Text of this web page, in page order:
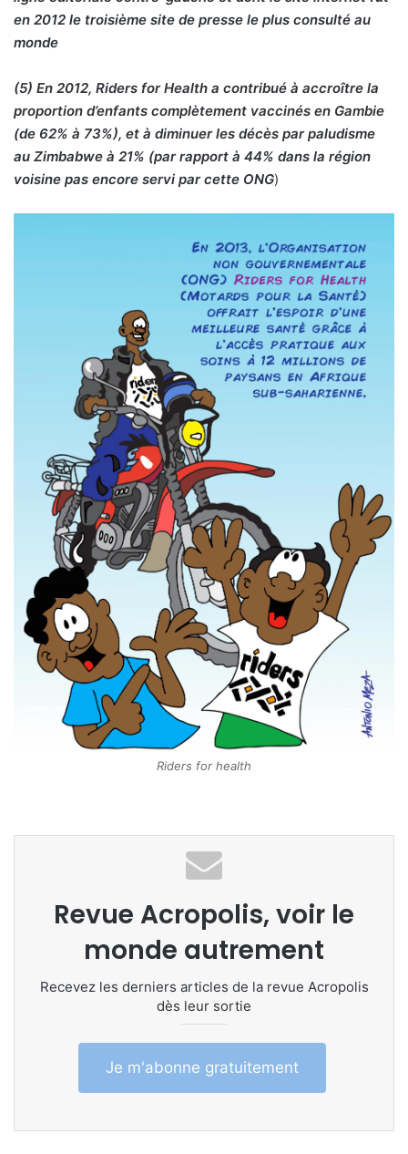
en 2012 le troisième site de presse le plus consulté au
monde
(5) En 2012, Riders for Health a contribué à accroître la
proportion d’enfants complètement vaccinés en Gambie
(de 62% à 73%), et à diminuer les décès par paludisme
au Zimbabwe à 21% (par rapport à 44% dans la région
voisine pas encore servi par cette ONG)
Riders for health
Revue Acropolis, voir le
monde autrement
Recevez les derniers articles de la revue Acropolis
dès leur sortie
Je m'abonne gratuitement